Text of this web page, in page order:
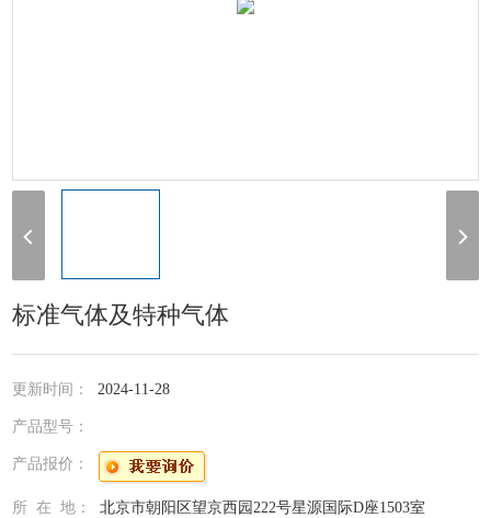
标准气体及特种气体
更新时间：2024-11-28
产品型号：
产品报价：
所 在 地：北京市朝阳区望京西园222号星源国际D座1503室